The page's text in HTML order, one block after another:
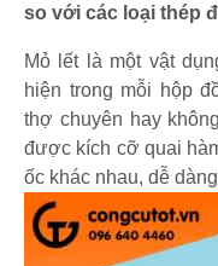
so với các loại thép
Mỏ lết là một vật
hiện trong mỗi hộp
thợ chuyên hay
được kích cỡ quai
ốc khác nhau, dễ